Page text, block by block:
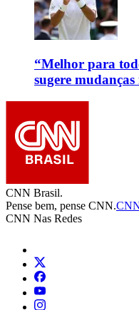
“Melhor para
sugere
CNN Brasil.
Pense bem, pense CNN.
CNN Nas Redes